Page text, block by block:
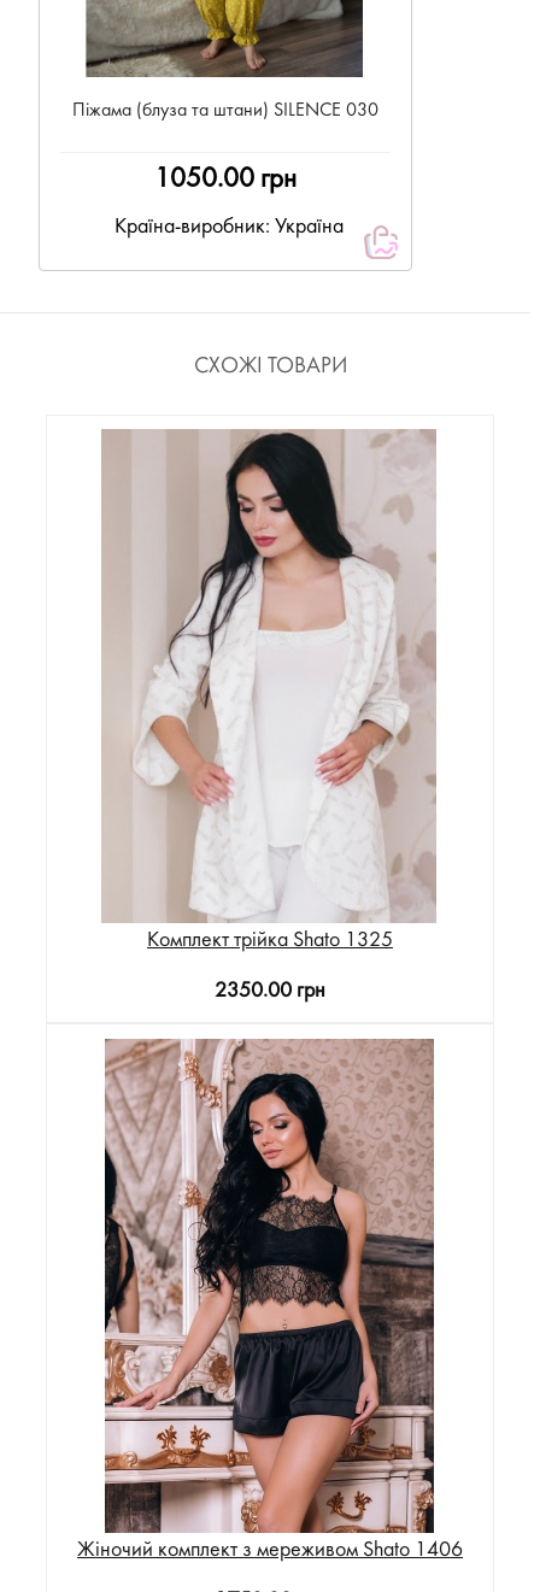
Піжама (блуза та штани) SILENCE 030
1050.00 грн
Країна-виробник: Україна
СХОЖІ ТОВАРИ
Комплект трійка Shato 1325
2350.00 грн
Жіночий комплект з мереживом Shato 1406